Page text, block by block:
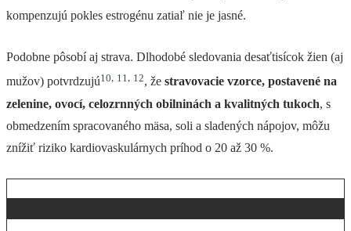
kompenzujú pokles estrogénu zatiaľ nie je jasné.
Podobne pôsobí aj strava. Dlhodobé sledovania desaťtisícok žien (aj
mužov) potvrdzujú10, 11 , 12, že stravovacie vzorce, postavené na
zelenine, ovocí, celozrnných obilninách a kvalitných tukoch, s
obmedzením spracovaného mäsa, soli a sladených nápojov, môžu
znížiť riziko kardiovaskulárnych príhod o 20 až 30 %.